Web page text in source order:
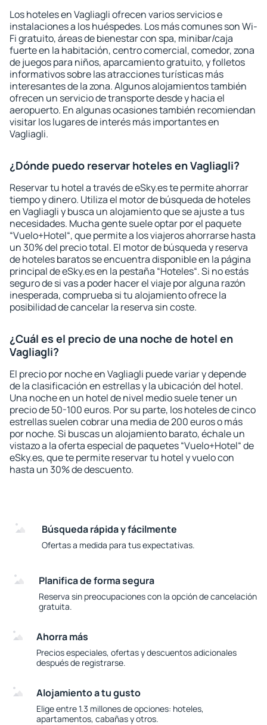
Los hoteles en Vagliagli ofrecen varios servicios e
instalaciones a los huéspedes. Los más comunes son Wi-
Fi gratuito, áreas de bienestar con spa, minibar/caja
fuerte en la habitación, centro comercial, comedor, zona
de juegos para niños, aparcamiento gratuito, y folletos
informativos sobre las atracciones turísticas más
interesantes de la zona. Algunos alojamientos también
ofrecen un servicio de transporte desde y hacia el
aeropuerto. En algunas ocasiones también recomiendan
visitar los lugares de interés más importantes en
Vagliagli.
¿Dónde puedo reservar hoteles en Vagliagli?
Reservar tu hotel a través de eSky.es te permite ahorrar
tiempo y dinero. Utiliza el motor de búsqueda de hoteles
en Vagliagli y busca un alojamiento que se ajuste a tus
necesidades. Mucha gente suele optar por el paquete
“Vuelo+Hotel“, que permite a los viajeros ahorrarse hasta
un 30% del precio total. El motor de búsqueda y reserva
de hoteles baratos se encuentra disponible en la página
principal de eSky.es en la pestaña “Hoteles“. Si no estás
seguro de si vas a poder hacer el viaje por alguna razón
inesperada, comprueba si tu alojamiento ofrece la
posibilidad de cancelar la reserva sin coste.
¿Cuál es el precio de una noche de hotel en
Vagliagli?
El precio por noche en Vagliagli puede variar y depende
de la clasificación en estrellas y la ubicación del hotel.
Una noche en un hotel de nivel medio suele tener un
precio de 50-100 euros. Por su parte, los hoteles de cinco
estrellas suelen cobrar una media de 200 euros o más
por noche. Si buscas un alojamiento barato, échale un
vistazo a la oferta especial de paquetes “Vuelo+Hotel“ de
eSky.es, que te permite reservar tu hotel y vuelo con
hasta un 30% de descuento.
Búsqueda rápida y fácilmente
Ofertas a medida para tus expectativas.
Planifica de forma segura
Reserva sin preocupaciones con la opción de cancelación
gratuita.
Ahorra más
Precios especiales, ofertas y descuentos adicionales
después de registrarse.
Alojamiento a tu gusto
Elige entre 1.3 millones de opciones: hoteles,
apartamentos, cabañas y otros.